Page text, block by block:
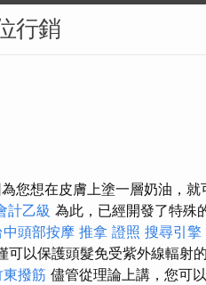
行銷
您想在皮膚上塗一層奶油，就
計乙級 為此，已經開發了特殊
中頭部按摩 推拿 證照 搜尋引擎
以保護頭髮免受紫外線輻射
東撥筋 儘管從理論上講，您可